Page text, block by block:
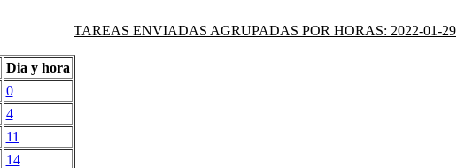
TAREAS ENVIADAS AGRUPADAS POR HORAS: 2022-01-29
Dia y hora
0
4
11
14